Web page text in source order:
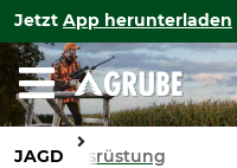
Jetzt App herunterladen
JAGD Ausrüstung